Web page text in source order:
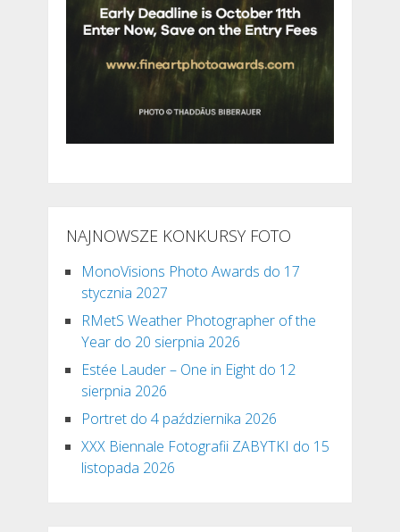
NAJNOWSZE KONKURSY FOTO
MonoVisions Photo Awards do 17
stycznia 2027
RMetS Weather Photographer of the
Year do 20 sierpnia 2026
Estée Lauder – One in Eight do 12
sierpnia 2026
Portret do 4 października 2026
XXX Biennale Fotografii ZABYTKI do 15
listopada 2026